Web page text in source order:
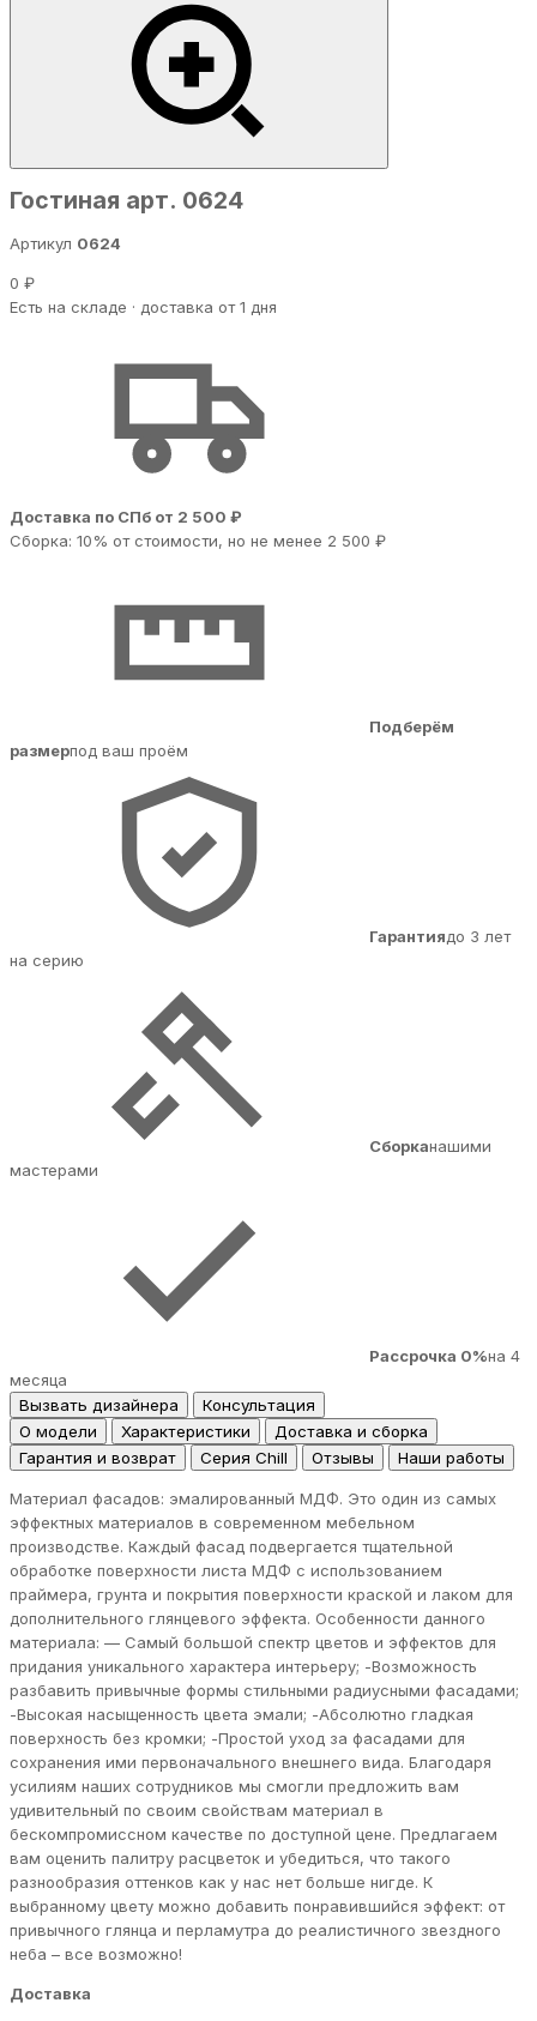
Гостиная арт. 0624
Артикул 0624
0 ₽
Есть на складе · доставка от 1 дня
Доставка по СПб от 2 500 ₽
Сборка: 10% от стоимости, но не менее 2 500 ₽
Подберём
размерпод ваш проём
Гарантиядо 3 лет
на серию
Сборканашими
мастерами
Рассрочка 0%на 4
месяца
Вызвать дизайнера
Консультация
О модели
Характеристики
Доставка и сборка
Гарантия и возврат
Серия Chill Отзывы Наши работы
Материал фасадов: эмалированный МДФ. Это один из самых
эффектных материалов в современном мебельном
производстве. Каждый фасад подвергается тщательной
обработке поверхности листа МДФ с использованием
праймера, грунта и покрытия поверхности краской и лаком для
дополнительного глянцевого эффекта. Особенности данного
материала: — Самый большой спектр цветов и эффектов для
придания уникального характера интерьеру; -Возможность
разбавить привычные формы стильными радиусными фасадами;
-Высокая насыщенность цвета эмали; -Абсолютно гладкая
поверхность без кромки; -Простой уход за фасадами для
сохранения ими первоначального внешнего вида. Благодаря
усилиям наших сотрудников мы смогли предложить вам
удивительный по своим свойствам материал в
бескомпромиссном качестве по доступной цене. Предлагаем
вам оценить палитру расцветок и убедиться, что такого
разнообразия оттенков как у нас нет больше нигде. К
выбранному цвету можно добавить понравившийся эффект: от
привычного глянца и перламутра до реалистичного звездного
неба – все возможно!
Доставка